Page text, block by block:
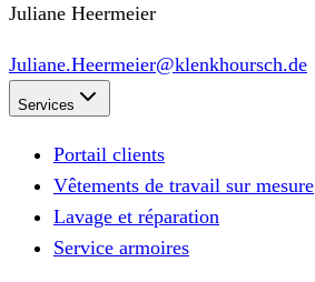
Juliane Heermeier
Juliane.Heermeier@klenkhoursch.de
Services
Portail clients
Vêtements de travail sur mesure
Lavage et réparation
Service armoires